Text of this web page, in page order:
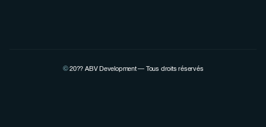
© 20?? ABV Development — Tous droits réservés